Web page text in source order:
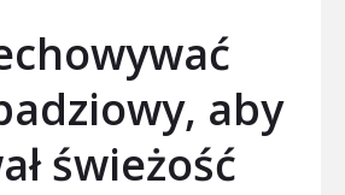
aby
świeżość